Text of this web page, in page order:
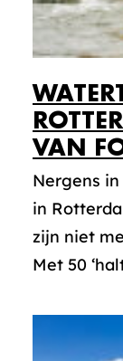
VAN
Nergens
in
zijn niet
Met 50